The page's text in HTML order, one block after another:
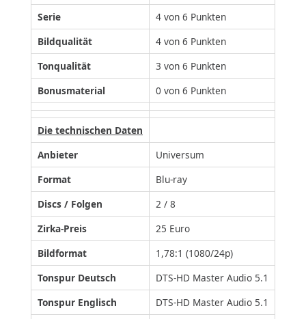
Serie
4 von 6 Punkten
Bildqualität
4 von 6 Punkten
Tonqualität
3 von 6 Punkten
Bonusmaterial
0 von 6 Punkten
Die technischen Daten
Anbieter
Universum
Format
Blu-ray
Discs / Folgen
2 / 8
Zirka-Preis
25 Euro
Bildformat
1,78:1 (1080/24p)
Tonspur Deutsch
DTS-HD Master Audio 5.1
Tonspur Englisch
DTS-HD Master Audio 5.1